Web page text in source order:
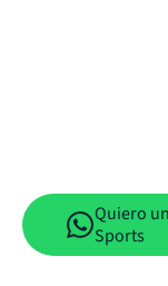
Quiero
Sports